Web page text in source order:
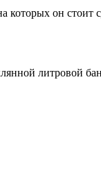
которых он
литровой